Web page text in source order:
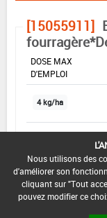
[15055911]
DOSE MAX
D'EMPLOI
4 kg/ha
INTERVALLE
-
DATE DE RETRAIT
Nous utilisons des
d'améliorer son
cliquant sur "Tout
pouvez modifier ce